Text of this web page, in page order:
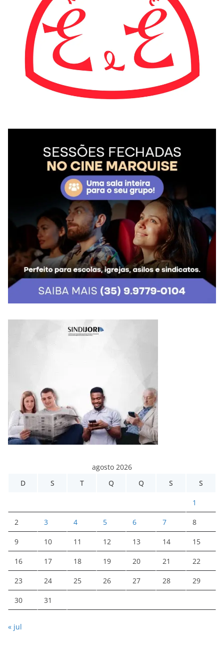
agosto 2026
D
S T Q Q S S
1
2 3 4 5 6 7 8
9 10 11 12 13 14 15
16 17 18 19 20 21 22
23 24 25 26 27 28 29
30 31
« jul